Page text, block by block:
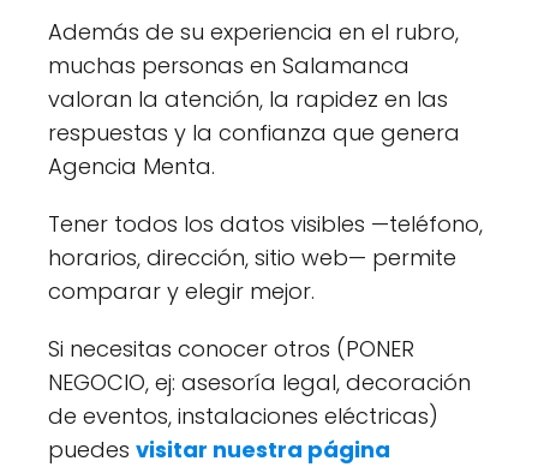
Además de su experiencia en el rubro,
muchas personas en Salamanca
valoran la atención, la rapidez en las
respuestas y la confianza que genera
Agencia Menta.
Tener todos los datos visibles —teléfono,
horarios, dirección, sitio web— permite
comparar y elegir mejor.
Si necesitas conocer otros (PONER
NEGOCIO, ej: asesoría legal, decoración
de eventos, instalaciones eléctricas)
puedes visitar nuestra página